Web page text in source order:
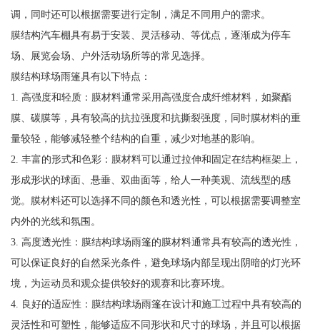
调，同时还可以根据需要进行定制，满足不同用户的需求。
膜结构汽车棚具有易于安装、灵活移动、等优点，逐渐成为停车
场、展览会场、户外活动场所等的常见选择。
膜结构球场雨篷具有以下特点：
1. 高强度和轻质：膜材料通常采用高强度合成纤维材料，如聚酯
膜、碳膜等，具有较高的抗拉强度和抗撕裂强度，同时膜材料的重
量较轻，能够减轻整个结构的自重，减少对地基的影响。
2. 丰富的形式和色彩：膜材料可以通过拉伸和固定在结构框架上，
形成形状的球面、悬垂、双曲面等，给人一种美观、流线型的感
觉。膜材料还可以选择不同的颜色和透光性，可以根据需要调整室
内外的光线和氛围。
3. 高度透光性：膜结构球场雨篷的膜材料通常具有较高的透光性，
可以保证良好的自然采光条件，避免球场内部呈现出阴暗的灯光环
境，为运动员和观众提供较好的观赛和比赛环境。
4. 良好的适应性：膜结构球场雨篷在设计和施工过程中具有较高的
灵活性和可塑性，能够适应不同形状和尺寸的球场，并且可以根据